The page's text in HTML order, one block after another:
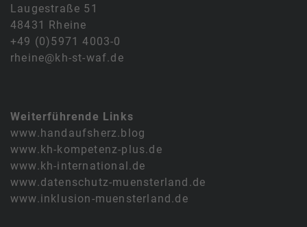
Laugestraße 51
48431 Rheine
+49 (0)5971 4003-0
rheine@kh-st-waf.de
Weiterführende Links
www.handaufsherz.blog
www.kh-kompetenz-plus.de
www.kh-international.de
www.datenschutz-muensterland.de
www.inklusion-muensterland.de